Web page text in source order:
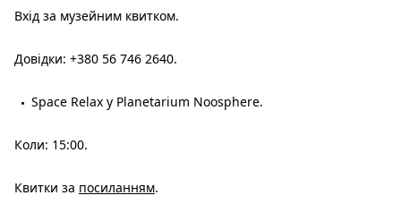
Вхід за музейним квитком.
Довідки: +380 56 746 2640.
Space Relax у Planetarium Noosphere.
Коли: 15:00.
Квитки за посиланням.